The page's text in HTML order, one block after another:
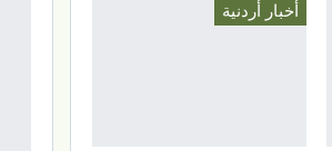
أخبار أردنية